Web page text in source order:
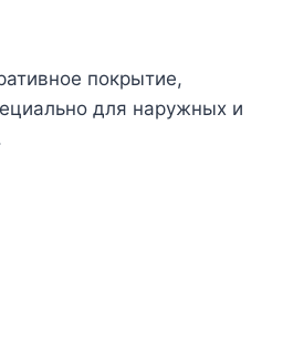
покрытие,
для наружных и